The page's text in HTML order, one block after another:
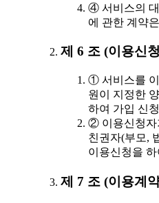
④ 서비스의
에 관한 계약
제 6 조 (이용신
① 서비스를
원이 지정한
하여 가입 신
② 이용신청자
친권자(부모,
이용신청을
제 7 조 (이용계